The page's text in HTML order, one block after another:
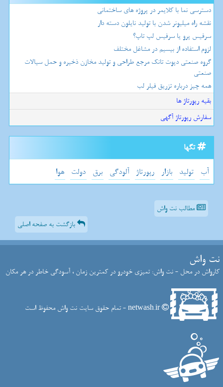
دسترسی نما با کلایمر در پروژه های ساختمانی
نقشه راه میلیونر شدن با تولید نایلون دسته دار
سرفیس پرو یا سرفیس لپ تاپ؟
لزوم استفاده از بیسیم در مشاغل مختلف
گروه صنعتی دپوت تانک مرجع طراحی و تولید مخازن ذخیره و حمل سیالات
صنعتی
همه چیز درباره تزریق فیلر لب
بقیه رپورتاژ ها
سفارش رپورتاژ آگهی
تگها
آب تولید بازار رپورتاژ آلودگی برق دولت هوا
مطالب نت واش
بازگشت به صفحه اصلی
نت واش
کارواش در محل - نت واش: تمیزی خودرو در کمترین زمان ، آسودگی خاطر در هر مکان
netwash.ir - تمام حقوق سایت نت واش محفوظ است